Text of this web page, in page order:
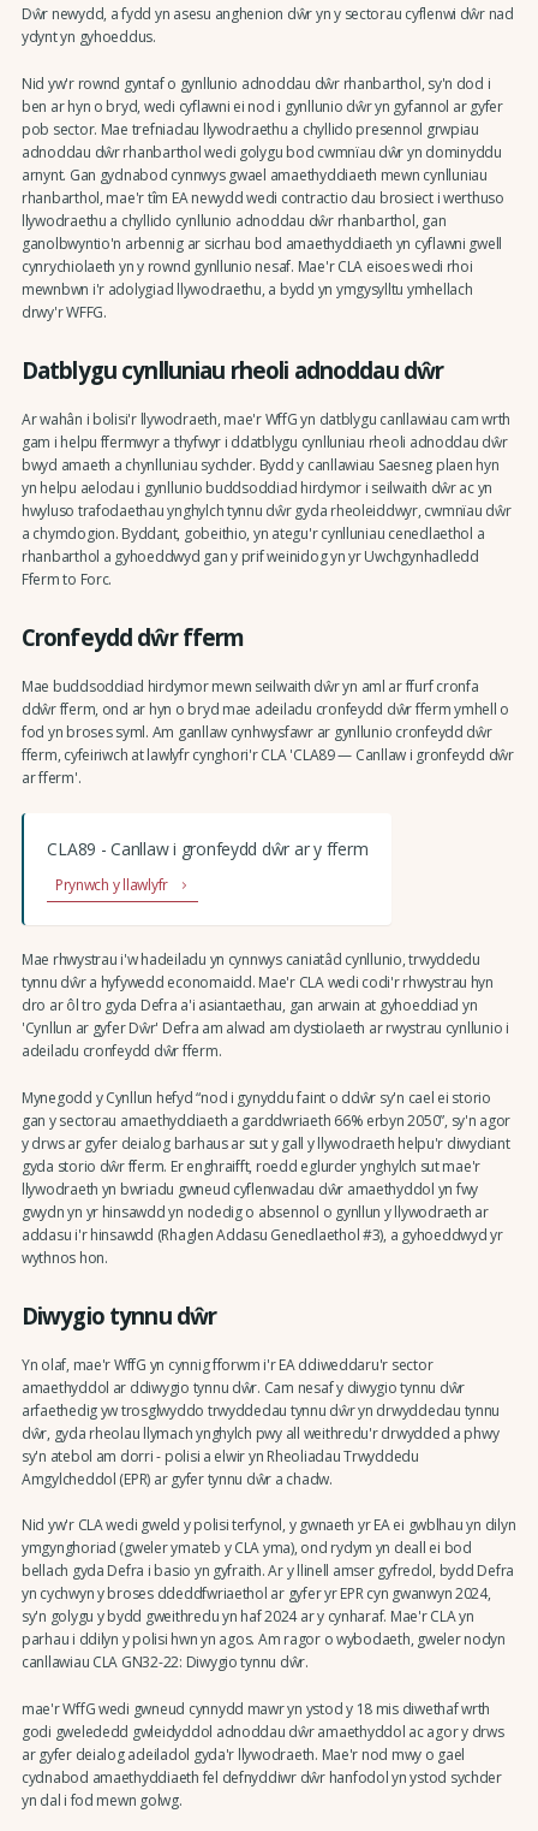
Dŵr newydd, a fydd yn asesu anghenion dŵr yn y sectorau cyflenwi dŵr nad
ydynt yn gyhoeddus.
Nid yw'r rownd gyntaf o gynllunio adnoddau dŵr rhanbarthol, sy'n dod i
ben ar hyn o bryd, wedi cyflawni ei nod i gynllunio dŵr yn gyfannol ar gyfer
pob sector. Mae trefniadau llywodraethu a chyllido presennol grwpiau
adnoddau dŵr rhanbarthol wedi golygu bod cwmnïau dŵr yn dominyddu
arnynt. Gan gydnabod cynnwys gwael amaethyddiaeth mewn cynlluniau
rhanbarthol, mae'r tîm EA newydd wedi contractio dau brosiect i werthuso
llywodraethu a chyllido cynllunio adnoddau dŵr rhanbarthol, gan
ganolbwyntio'n arbennig ar sicrhau bod amaethyddiaeth yn cyflawni gwell
cynrychiolaeth yn y rownd gynllunio nesaf. Mae'r CLA eisoes wedi rhoi
mewnbwn i'r adolygiad llywodraethu, a bydd yn ymgysylltu ymhellach
drwy'r WFFG.
Datblygu cynlluniau rheoli adnoddau dŵr
Ar wahân i bolisi'r llywodraeth, mae'r WffG yn datblygu canllawiau cam wrth
gam i helpu ffermwyr a thyfwyr i ddatblygu cynlluniau rheoli adnoddau dŵr
bwyd amaeth a chynlluniau sychder. Bydd y canllawiau Saesneg plaen hyn
yn helpu aelodau i gynllunio buddsoddiad hirdymor i seilwaith dŵr ac yn
hwyluso trafodaethau ynghylch tynnu dŵr gyda rheoleiddwyr, cwmnïau dŵr
a chymdogion. Byddant, gobeithio, yn ategu'r cynlluniau cenedlaethol a
rhanbarthol a gyhoeddwyd gan y prif weinidog yn yr Uwchgynhadledd
Fferm to Forc.
Cronfeydd dŵr fferm
Mae buddsoddiad hirdymor mewn seilwaith dŵr yn aml ar ffurf cronfa
ddŵr fferm, ond ar hyn o bryd mae adeiladu cronfeydd dŵr fferm ymhell o
fod yn broses syml. Am ganllaw cynhwysfawr ar gynllunio cronfeydd dŵr
fferm, cyfeiriwch at lawlyfr cynghori'r CLA 'CLA89 — Canllaw i gronfeydd dŵr
ar fferm'.
CLA89 - Canllaw i gronfeydd dŵr ar y fferm
Prynwch y llawlyfr
Mae rhwystrau i'w hadeiladu yn cynnwys caniatâd cynllunio, trwyddedu
tynnu dŵr a hyfywedd economaidd. Mae'r CLA wedi codi'r rhwystrau hyn
dro ar ôl tro gyda Defra a'i asiantaethau, gan arwain at gyhoeddiad yn
'Cynllun ar gyfer Dŵr' Defra am alwad am dystiolaeth ar rwystrau cynllunio i
adeiladu cronfeydd dŵr fferm.
Mynegodd y Cynllun hefyd “nod i gynyddu faint o ddŵr sy'n cael ei storio
gan y sectorau amaethyddiaeth a garddwriaeth 66% erbyn 2050”, sy'n agor
y drws ar gyfer deialog barhaus ar sut y gall y llywodraeth helpu'r diwydiant
gyda storio dŵr fferm. Er enghraifft, roedd eglurder ynghylch sut mae'r
llywodraeth yn bwriadu gwneud cyflenwadau dŵr amaethyddol yn fwy
gwydn yn yr hinsawdd yn nodedig o absennol o gynllun y llywodraeth ar
addasu i'r hinsawdd (Rhaglen Addasu Genedlaethol #3), a gyhoeddwyd yr
wythnos hon.
Diwygio tynnu dŵr
Yn olaf, mae'r WffG yn cynnig fforwm i'r EA ddiweddaru'r sector
amaethyddol ar ddiwygio tynnu dŵr. Cam nesaf y diwygio tynnu dŵr
arfaethedig yw trosglwyddo trwyddedau tynnu dŵr yn drwyddedau tynnu
dŵr, gyda rheolau llymach ynghylch pwy all weithredu'r drwydded a phwy
sy'n atebol am dorri - polisi a elwir yn Rheoliadau Trwyddedu
Amgylcheddol (EPR) ar gyfer tynnu dŵr a chadw.
Nid yw'r CLA wedi gweld y polisi terfynol, y gwnaeth yr EA ei gwblhau yn dilyn
ymgynghoriad (gweler ymateb y CLA yma), ond rydym yn deall ei bod
bellach gyda Defra i basio yn gyfraith. Ar y llinell amser gyfredol, bydd Defra
yn cychwyn y broses ddeddfwriaethol ar gyfer yr EPR cyn gwanwyn 2024,
sy'n golygu y bydd gweithredu yn haf 2024 ar y cynharaf. Mae'r CLA yn
parhau i ddilyn y polisi hwn yn agos. Am ragor o wybodaeth, gweler nodyn
canllawiau CLA GN32-22: Diwygio tynnu dŵr.
mae'r WffG wedi gwneud cynnydd mawr yn ystod y 18 mis diwethaf wrth
godi gwelededd gwleidyddol adnoddau dŵr amaethyddol ac agor y drws
ar gyfer deialog adeiladol gyda'r llywodraeth. Mae'r nod mwy o gael
cydnabod amaethyddiaeth fel defnyddiwr dŵr hanfodol yn ystod sychder
yn dal i fod mewn golwg.